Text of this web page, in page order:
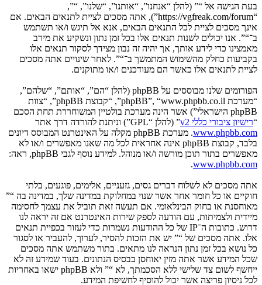
בעת הגישה אל “” (להלן “אנחנו”, “אותנו”, “שלנו”, “”,
“https://vgfreak.com/forum”), אתה מסכים לציית לתנאים הבאים. אם
אינך מסכים לציית לכל התנאים הבאים, אנא אל תיגש ו/או תשתמש
ב־“”. אנו יכולים לשנות תנאים אלו בכל זמן נתון ונשקיע את מירב
מאמצינו כדי לידע אותך, אך יהיה זה נבון מצידך לסקור תנאים אלו
בקביעות כחלק מהשימוש המתמשך ב־“”. לאחר שינויים אתה מסכים
לציית לתנאים אלו כאשר הם מעודכנים ו/או מתוקנים.
הפורומים שלנו מבוססים על phpBB (להלן “הם”, “אותם”, “שלהם”,
“מערכת phpBB”, “www.phpbb.co.il”, “קבוצת phpBB”, “צוות
phpBB הישראלי”) אשר הינה מערכת בולטיין המשוחררת תחת הסכם
“רישיון ציבורי כללי v2
” (להלן “GPL”) וניתנת להורדה דרך אתר
www.phpbb.com
. מערכת phpBB מקלה על האינטרנט המבוסס דיונים
בלבד, קבוצת phpBB אינה אחראית לכל מה שאנו מאפשרים ו/או לא
מאפשרים בתור תוכן מורשה ו/או מנוהל. למידע נוסף לגבי phpBB, ראה:
www.phpbb.com
.
אתה מסכים לא לשלוח דברים גסים, גזעניים, אלימים, פוגעים, בלתי
חוקיים או כל חומר אחר אשר שנוי במחלוקת במדינה שלך, במדינה בה “”
מאוחסנת או בחוק הבינלאומי. אם תעשה זאת תוביל את עצמך לחסימה
מיידית ולצמיתות, עם הודעה לספק שירות האינטרנט אם זה יראה לנו
דרוש. כתובות ה־IP של כל ההודעות נשמרות כדי לעזור בכפיית תנאים
אלו. אתה מסכים של “” יש את הזכות להסיר, לערוך, להעביר או לסגור
כל נושא בכל זמן נתון הנראה לנו מתאים. בתור משתמש אתה מסכים
שכל המידע אשר אתה מזין יאוחסן בבסיס הנתונים. בעוד שמידע זה לא
ייחשף לשום צד שלישי ללא הסכמתך, לא “” ולא phpBB ישאו באחריות
לכל ניסיון פריצה אשר יכול להוסיף לחשיפת המידע.